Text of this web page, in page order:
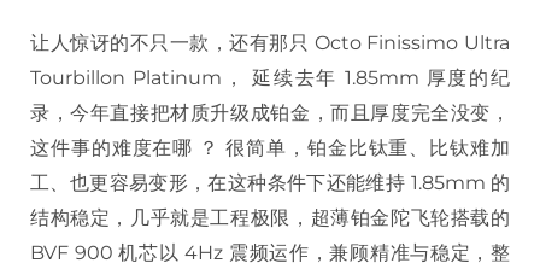
让人惊讶的不只一款，还有那只 Octo Finissimo Ultra
Tourbillon Platinum， 延续去年 1.85mm 厚度的纪
录，今年直接把材质升级成铂金，而且厚度完全没变，
这件事的难度在哪 ？ 很简单，铂金比钛重、比钛难加
工、也更容易变形，在这种条件下还能维持 1.85mm 的
结构稳定，几乎就是工程极限，超薄铂金陀飞轮搭载的
BVF 900 机芯以 4Hz 震频运作，兼顾精准与稳定，整